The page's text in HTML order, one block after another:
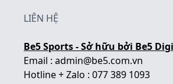
LIÊN HỆ
Be5 Sports - Sở hữu bởi Be5
Email : admin@be5.com.vn
Hotline + Zalo : 077 389 1093